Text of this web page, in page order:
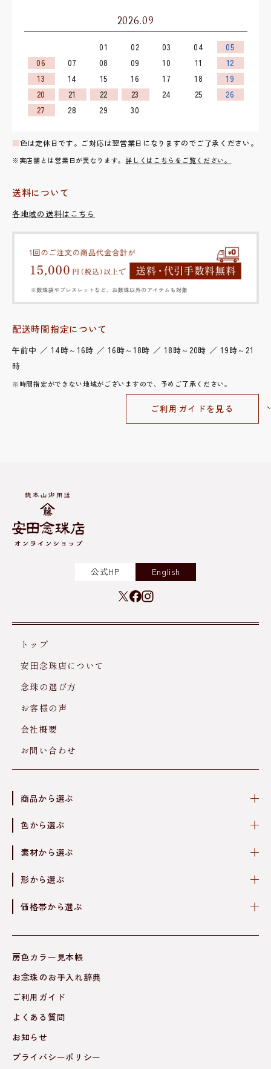
2026.09
01 02 03 04
05
06
07 08 09 10 11
12
13
14 15 16 17 18
19
20
21 22 23 24 25
26
27
28 29 30
■色は定休日です。ご対応は翌営業日になりますのでご了承ください。
※実店舗とは営業日が異なります。 詳しくはこちらをご覧ください。
送料について
各地域の送料はこちら
配送時間指定について
午前中 ／ 14時～16時 ／ 16時～18時 ／ 18時～20時 ／ 19時～21
時
※時間指定ができない地域がございますので、予めご了承ください。
ご利用ガイドを見る
公式HP English
トップ
安田念珠店について
念珠の選び方
お客様の声
会社概要
お問い合わせ
商品から選ぶ
色から選ぶ
素材から選ぶ
形から選ぶ
価格帯から選ぶ
房色カラー見本帳
お念珠のお手入れ辞典
ご利用ガイド
よくある質問
お知らせ
プライバシーポリシー